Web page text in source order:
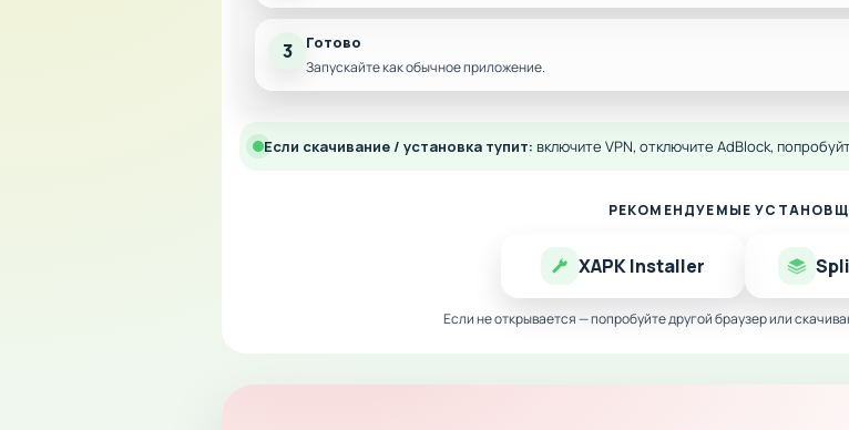
3 Готово
Запускайте как обычное приложение.
Если скачивание / установка тупит: включите VPN, отключите AdBlock,
РЕКОМЕНДУЕМЫЕ
XAPK Installer
Если не открывается — попробуйте другой браузер или